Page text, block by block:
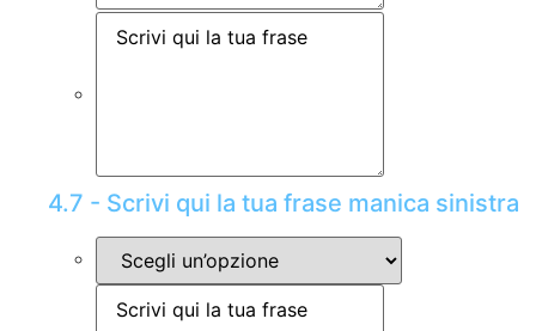
4.7 - Scrivi qui la tua frase manica sinistra